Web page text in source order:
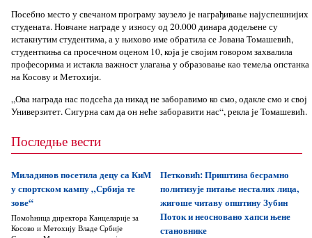
Посебно место у свечаном програму заузело је награђивање најуспешнијих
студената. Новчане награде у износу од 20.000 динара додељене су
истакнутим студентима, а у њихово име обратила се Јована Томашевић,
студенткиња са просечном оценом 10, која је својим говором захвалила
професорима и истакла важност улагања у образовање као темеља опстанка
на Косову и Метохији.
„Ова награда нас подсећа да никад не заборавимо ко смо, одакле смо и свој
Универзитет. Сигурна сам да он неће заборавити нас“, рекла је Томашевић.
Последње вести
Миладинов посетила децу са КиМ
у спортском кампу „Србија те
зове“
Помоћница директора Канцеларије за
Косово и Метохију Владе Србије
Петковић: Приштина бесрамно
политизује питање несталих лица,
жигоше читаву општину Зубин
Поток и неосновано хапси њене
становнике